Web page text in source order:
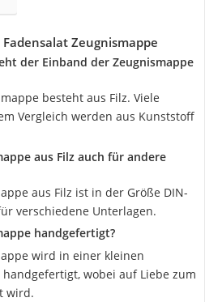
Zeugnismappe
der Einband der Zeugnismappe
besteht aus Filz. Viele
Vergleich werden aus Kunststoff
aus Filz auch für andere
aus Filz ist in der Größe DIN-
verschiedene Unterlagen.
handgefertigt?
wird in einer kleinen
wobei auf Liebe zum
wird.